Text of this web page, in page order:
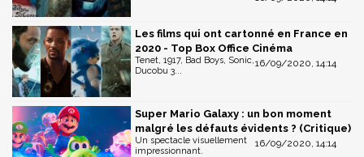
Les films qui ont cartonné en France en
2020 - Top Box Office Cinéma
16/09/2020, 14:14
Tenet, 1917, Bad Boys, Sonic,
Ducobu 3...
Super Mario Galaxy : un bon moment
malgré les défauts évidents ? (Critique)
16/09/2020, 14:14
Un spectacle visuellement
impressionnant.